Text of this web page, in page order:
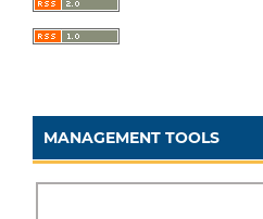
MANAGEMENT TOOLS